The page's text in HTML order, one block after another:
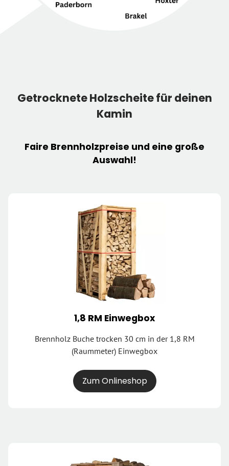
Getrocknete Holzscheite für deinen
Kamin
Faire Brennholzpreise und eine große
Auswahl!
1,8 RM Einwegbox
Brennholz Buche trocken 30 cm in der 1,8 RM
(Raummeter) Einwegbox
Zum Onlineshop